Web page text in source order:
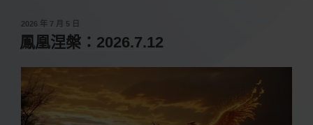
發
佈
於
2026 年 7 月 5 日
鳳凰涅槃：2026.7.12